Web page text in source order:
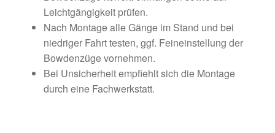
Leichtgängigkeit prüfen.
Nach Montage alle Gänge im Stand und bei
niedriger Fahrt testen, ggf. Feineinstellung der
Bowdenzüge vornehmen.
Bei Unsicherheit empfiehlt sich die Montage
durch eine Fachwerkstatt.